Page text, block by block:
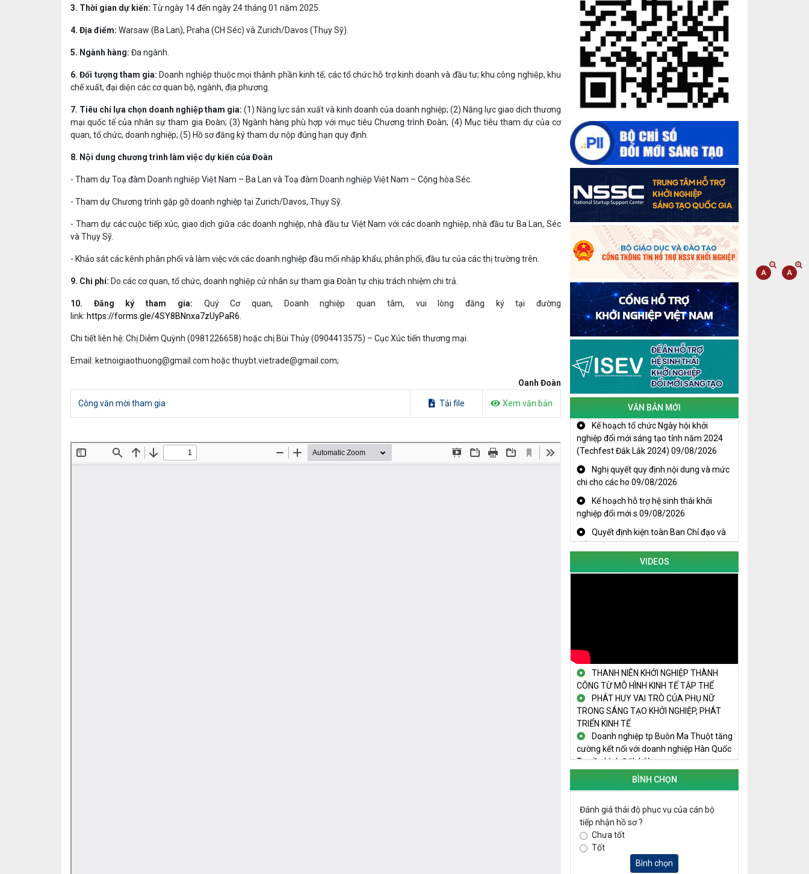
3. Thời gian dự kiến: Từ ngày 14đến ngày24tháng 01 năm 2025
4. Địa điểm: Warsaw (Ba Lan), Praha (CH Séc) và Zurich/Davos (Thụy Sỹ)
5. Ngành hàng: Đa ngành.
6. Đối tượng tham gia: Doanh nghiệp thuộc mọi thành phần kinh tế; các tổ chức hỗ trợ kinh doanh và đầu tư; khu công nghiệp, khu
chế xuất, đại diện các cơ quan bộ, ngành, địa phương.
7. Tiêu chí lựa chọn doanh nghiệp tham gia: (1) Năng lực sản xuất và kinh doanh của doanh nghiệp; (2) Năng lực giao dịch thương
mại quốc tế của nhân sự tham gia Đoàn; (3) Ngành hàng phù hợp với mục tiêu Chương trình Đoàn; (4) Mục tiêu tham dự của cơ
quan, tổ chức, doanh nghiệp; (5) Hồ sơ đăng ký tham dự nộp đúng hạn quy định.
8. Nội dung chương trình làm việc dự kiến của Đoàn
- Tham dựToạ đàm Doanh nghiệp Việt Nam – Ba Lan và Toạ đàm Doanh nghiệp Việt Nam – Cộng hòa Séc
- Tham dự Chương trình gặp gỡ doanh nghiệp tại Zurich/Davos, Thụy Sỹ.
- Tham dự các cuộc tiếp xúc, giao dịch giữa các doanh nghiệp, nhà đầu tư Việt Nam với các doanh nghiệp, nhà đầu tư Ba Lan, Séc
và Thụy Sỹ
- Khảo sát các kênh phân phối và làm việc với các doanh nghiệp đầu mối nhập khẩu, phân phối, đầu tư của các thị trường trên
9. Chi phí: Do các cơ quan, tổ chức, doanh nghiệp cử nhân sự tham gia Đoàn tự chịu trách nhiệm chi trả.
10. Đăng ký tham gia: Quý Cơ quan, Doanh nghiệp quan tâm, vui lòng đăng ký
tại đường
link: https://forms.gle/4SY8BNnxa7zUyPaR6
Chi tiết l iên hệ: Chị Diễm Quỳnh (0981226658) hoặcchị Bùi Thủy (0904413575) – Cục Xúc tiến thương mại.
Email: ketnoigiaothuong@gmail.com hoặcthuybt.vietrade@gmail.com;
Oanh Đoàn
Công văn mời tham gia Tải file Xem văn bản
Chiến thắng Buôn Ma Thuột, giải
phóng tỉnh Đắk Lắk (10/3/1975 -
10/3/2025)"
Những sáng tạo độc đáo từ “cây nhà
lá vườn”
Gam màu sáng trong bức tranh khởi
Khi khoa học - công nghệ chưa có sự
đột phá
Chế biến sâu – Nâng cao giá trị nông
sản
“Đi tắt, đón đầu” các công nghệ mới,
công nghệ tương lai
Quảng bá hình ảnh Đắk Lắk đến bạn
bè trong nước và quốc tế
Mời tham gia Hội chợ triển lãm
chuyên ngành Cà phê và sản phẩm
OCOP năm 2025
Kịch bản tăng trưởng kinh tế năm
2025: Khơi thông mọi nguồn lực cho
Đắk Lắk xây dựng kịch bản tăng
trưởng kinh tế - xã hội năm 2025 đạt
8% trở lên
Cuộc thi trực tuyến tìm hiểu “50 năm
Chiến thắng Buôn Ma Thuột, giải
10/3/2025)"
VĂN BẢN MỚI
Kế hoạch tổ chức Ngày hội khởi
nghiệp đổi mới sáng tạo tỉnh năm 2024
(Techfest Đắk Lắk 2024) 09/08/2026
Nghị quyết quy định nội dung và mức
chi cho các ho 09/08/2026
Kế hoạch hỗ trợ hệ sinh thái khởi
nghiệp đổi mới s 09/08/2026
Quyết định kiện toàn Ban Chỉ đạo và
Tổ giúp việc B09/08/2026
VIDEOS
ngày
THANH NIÊN KHỞI NGHIỆP THÀNH
CÔNG TỪ MÔ HÌNH KINH TẾ TẬP THỂ
PHÁT HUY VAI TRÒ CỦA PHỤ NỮ
TRONG SÁNG TẠO KHỞI NGHIỆP, PHÁT
TRIỂN KINH TẾ
Doanh nghiệp tp Buôn Ma Thuột tăng
cường kết nối với doanh nghiệp Hàn Quốc
Truyền hình Đắk Lắk
TRONG SINH VIÊN
NGUỒN VỐN TÍN DỤNG ƯU ĐÃI TIẾP
SỨC CHO THANH NIÊN KHỞI NGHIỆP
LAN TỎA TINH THẦN KHỞI NGHIỆP
TRONG THANH NIÊN TẠI HUYỆN KRÔNG
PẮC
KHỞI NGHIỆP VỚI MÔ HÌNH NUÔI ỐC
BÌNH CHỌN
Đánh giá thái độ phục vụ của cán bộ
tiếp nhận hồ sơ ?
Chưa tốt
Tốt
Bình chọn